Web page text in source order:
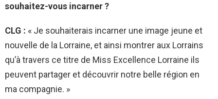
souhaitez-vous incarner ?
CLG : « Je souhaiterais incarner une image jeune et
nouvelle de la Lorraine, et ainsi montrer aux Lorrains
qu’à travers ce titre de Miss Excellence Lorraine ils
peuvent partager et découvrir notre belle région en
ma compagnie. »